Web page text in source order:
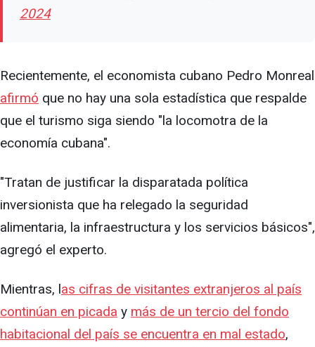
2024
Recientemente, el economista cubano Pedro Monreal
afirmó que no hay una sola estadística que respalde
que el turismo siga siendo "la locomotra de la
economía cubana".
"Tratan de justificar la disparatada política
inversionista que ha relegado la seguridad
alimentaria, la infraestructura y los servicios básicos",
agregó el experto.
Mientras, las cifras de visitantes extranjeros al país
continúan en picada y más de un tercio del fondo
habitacional del país se encuentra en mal estado,